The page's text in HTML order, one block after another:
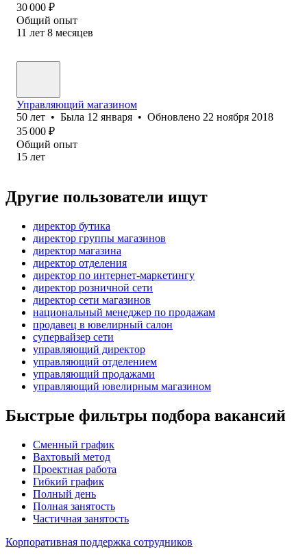
30 000 ₽
Общий опыт
11 лет 8 месяцев
Управляющий магазином
50 лет • Была 12 января • Обновлено 22 ноября 2018
35 000 ₽
Общий опыт
15 лет
Другие пользователи ищут
директор бутика
директор группы магазинов
директор магазина
директор отделения
директор по интернет-маркетингу
директор розничной сети
директор сети магазинов
национальный менеджер по продажам
продавец в ювелирный салон
супервайзер сети
управляющий директор
управляющий отделением
управляющий продажами
управляющий ювелирным магазином
Быстрые фильтры подбора вакансий
Сменный график
Вахтовый метод
Проектная работа
Гибкий график
Полный день
Полная занятость
Частичная занятость
Корпоративная поддержка сотрудников